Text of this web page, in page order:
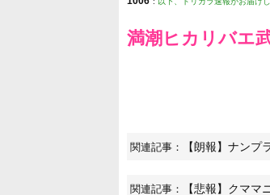
満潮ヒカリバエ
関連記事： 【朗報】ナン
関連記事： 【悲報】クマ